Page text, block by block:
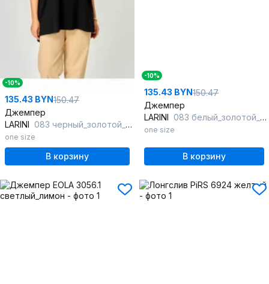
-10%
135.43 BYN150.47
Джемпер
LARINI 083 черный_золотой_зебра
one size
В корзину
-10%
135.43 BYN150.47
Джемпер
LARINI 083 белый_золотой_зебра
one size
В корзину